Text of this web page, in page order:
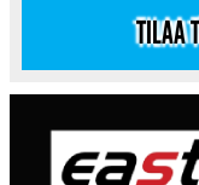
TILAA